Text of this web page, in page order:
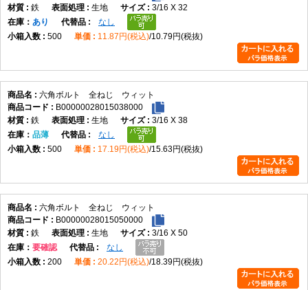
鉄
生地
3/16 X 32
在庫
あり
なし
500
11.87円(税込) 10.79円(税抜)
六角ボルト 全ねじ ウィット
B00000028015038000
鉄
生地
3/16 X 38
在庫
品薄
なし
500
17.19円(税込) 15.63円(税抜)
六角ボルト 全ねじ ウィット
B00000028015050000
鉄
生地
3/16 X 50
在庫
要確認
なし
200
20.22円(税込) 18.39円(税抜)